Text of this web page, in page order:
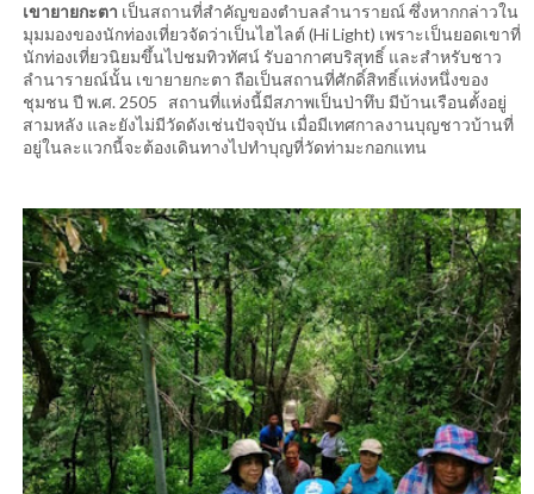
เขายายกะตา เป็นสถานที่สำคัญของตำบลลำนารายณ์ ซึ่งหากกล่าวใน
มุมมองของนักท่องเที่ยวจัดว่าเป็นไฮไลต์ (Hi Light) เพราะเป็นยอดเขาที่
นักท่องเที่ยวนิยมขึ้นไปชมทิวทัศน์ รับอากาศบริสุทธิ์ และสำหรับชาว
ลำนารายณ์นั้น เขายายกะตา ถือเป็นสถานที่ศักดิ์สิทธิ์แห่งหนึ่งของ
ชุมชน ปี พ.ศ. 2505 สถานที่แห่งนี้มีสภาพเป็นป่าทึบ มีบ้านเรือนตั้งอยู่
สามหลัง และยังไม่มีวัดดังเช่นปัจจุบัน เมื่อมีเทศกาลงานบุญชาวบ้านที่
อยู่ในละแวกนี้จะต้องเดินทางไปทำบุญที่วัดท่ามะกอกแทน